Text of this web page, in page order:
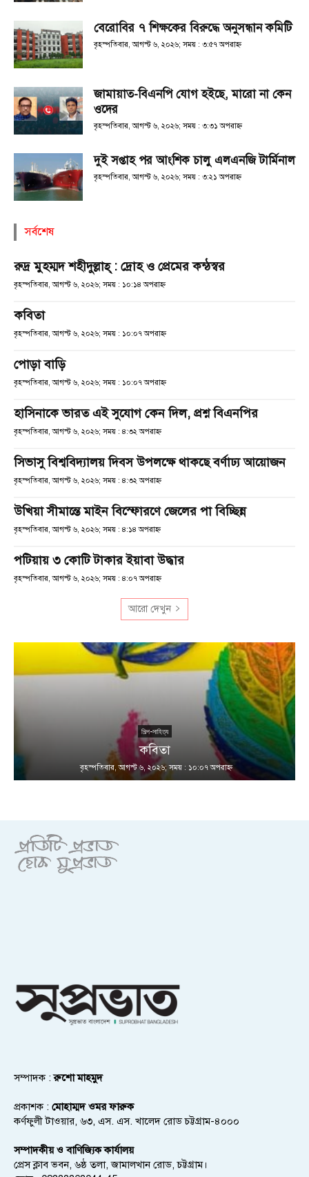
বেরোবির ৭ শিক্ষকের বিরুদ্ধে অনুসন্ধান কমিটি
বৃহস্পতিবার, আগস্ট ৬, ২০২৬; সময় : ৩:৫৭ অপরাহ্ণ
জামায়াত-বিএনপি যোগ হইছে, মারো না কেন
ওদের
বৃহস্পতিবার, আগস্ট ৬, ২০২৬; সময় : ৩:৩১ অপরাহ্ণ
দুই সপ্তাহ পর আংশিক চালু এলএনজি টার্মিনাল
বৃহস্পতিবার, আগস্ট ৬, ২০২৬; সময় : ৩:২১ অপরাহ্ণ
সর্বশেষ
রুদ্র মুহম্মদ শহীদুল্লাহ্ : দ্রোহ ও প্রেমের কন্ঠস্বর
বৃহস্পতিবার, আগস্ট ৬, ২০২৬; সময় : ১০:১৪ অপরাহ্ণ
কবিতা
বৃহস্পতিবার, আগস্ট ৬, ২০২৬; সময় : ১০:০৭ অপরাহ্ণ
পোড়া বাড়ি
বৃহস্পতিবার, আগস্ট ৬, ২০২৬; সময় : ১০:০৭ অপরাহ্ণ
হাসিনাকে ভারত এই সুযোগ কেন দিল, প্রশ্ন বিএনপির
বৃহস্পতিবার, আগস্ট ৬, ২০২৬; সময় : ৪:৩২ অপরাহ্ণ
সিভাসু বিশ্ববিদ্যালয় দিবস উপলক্ষে থাকছে বর্ণাঢ্য আয়োজন
বৃহস্পতিবার, আগস্ট ৬, ২০২৬; সময় : ৪:৩২ অপরাহ্ণ
উখিয়া সীমান্তে মাইন বিস্ফোরণে জেলের পা বিচ্ছিন্ন
বৃহস্পতিবার, আগস্ট ৬, ২০২৬; সময় : ৪:১৪ অপরাহ্ণ
পটিয়ায় ৩ কোটি টাকার ইয়াবা উদ্ধার
বৃহস্পতিবার, আগস্ট ৬, ২০২৬; সময় : ৪:০৭ অপরাহ্ণ
আরো দেখুন
শিল্প-সাহিত্য
কবিতা
বৃহস্পতিবার, আগস্ট ৬, ২০২৬; সময় : ১০:০৭ অপরাহ্ণ
সম্পাদক :রুশো মাহমুদ
প্রকাশক : মোহাম্মদ ওমর ফারুক
কর্ণফুলী টাওয়ার, ৬৩, এস. এস. খালেদ রোড চট্টগ্রাম-৪০০০
সম্পাদকীয় ও বাণিজ্যিক কার্যালয়
প্রেস ক্লাব ভবন, ৬ষ্ঠ তলা, জামালখান রোড, চট্টগ্রাম।